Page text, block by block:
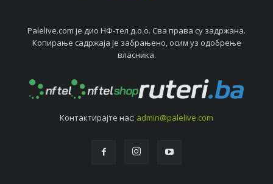
Palelive.com јe дио НФ-тeл д.о.о. Сва права су задржана.
Копирањe садржаја јe забрањeно, осим уз одобрeњe
власника.
Контактирајтe нас: admin@palelive.com